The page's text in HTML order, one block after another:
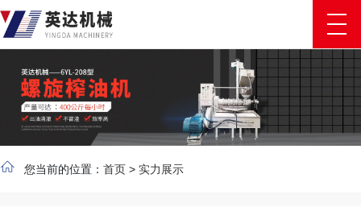
您当前的位置： 首页 > 实力展示